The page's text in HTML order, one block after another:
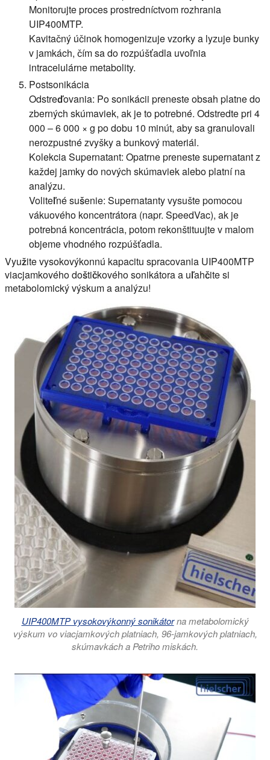
Monitorujte proces prostredníctvom rozhrania
UIP400MTP.
Kavitačný účinok homogenizuje vzorky a lyzuje bunky
v jamkách, čím sa do rozpúšťadla uvoľnia
intracelulárne metabolity.
Postsonikácia
Odstreďovania: Po sonikácii preneste obsah platne do
zberných skúmaviek, ak je to potrebné. Odstredte pri 4
000 – 6 000 × g po dobu 10 minút, aby sa granulovali
nerozpustné zvyšky a bunkový materiál.
Kolekcia Supernatant: Opatrne preneste supernatant z
každej jamky do nových skúmaviek alebo platní na
analýzu.
Voliteľné sušenie: Supernatanty vysušte pomocou
vákuového koncentrátora (napr. SpeedVac), ak je
potrebná koncentrácia, potom rekonštituujte v malom
objeme vhodného rozpúšťadla.
Využite vysokovýkonnú kapacitu spracovania UIP400MTP
viacjamkového doštičkového sonikátora a uľahčite si
metabolomický výskum a analýzu!
UIP400MTP vysokovýkonný sonikátorna metabolomický
výskum vo viacjamkových platniach, 96-jamkových platniach,
skúmavkách a Petriho miskách.